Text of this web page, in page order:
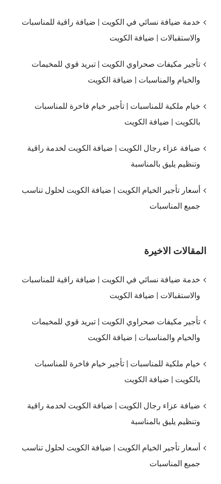
خدمة ضيافة نسائي في الكويت | ضيافة راقية للمناسبات
والاستقبالات | ضيافة الكويت
تأجير مكيفات صحراوي الكويت | تبريد قوي للمخيمات
والخيام والمناسبات | ضيافة الكويت
خيام ملكية للمناسبات | تأجير خيام فاخرة للمناسبات
بالكويت | ضيافة الكويت
ضيافة عزاء رجال الكويت | ضيافة الكويت لخدمة راقية
وتنظيم يليق بالمناسبة
أسعار تأجير الخيام الكويت | ضيافة الكويت لحلول تناسب
جميع المناسبات
المقالات الاخيرة
خدمة ضيافة نسائي في الكويت | ضيافة راقية للمناسبات
والاستقبالات | ضيافة الكويت
تأجير مكيفات صحراوي الكويت | تبريد قوي للمخيمات
والخيام والمناسبات | ضيافة الكويت
خيام ملكية للمناسبات | تأجير خيام فاخرة للمناسبات
بالكويت | ضيافة الكويت
ضيافة عزاء رجال الكويت | ضيافة الكويت لخدمة راقية
وتنظيم يليق بالمناسبة
أسعار تأجير الخيام الكويت | ضيافة الكويت لحلول تناسب
جميع المناسبات